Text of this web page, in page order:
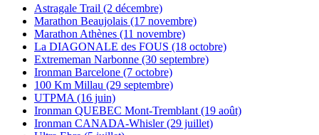
Astragale Trail (2 décembre)
Marathon Beaujolais (17 novembre)
Marathon Athènes (11 novembre)
La DIAGONALE des FOUS (18 octobre)
Extrememan Narbonne (30 septembre)
Ironman Barcelone (7 octobre)
100 Km Millau (29 septembre)
UTPMA (16 juin)
Ironman QUEBEC Mont-Tremblant (19 août)
Ironman CANADA-Whisler (29 juillet)